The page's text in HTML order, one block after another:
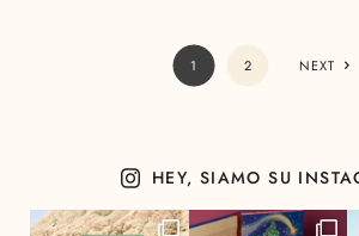
1 2 NEXT
HEY, SIAMO SU